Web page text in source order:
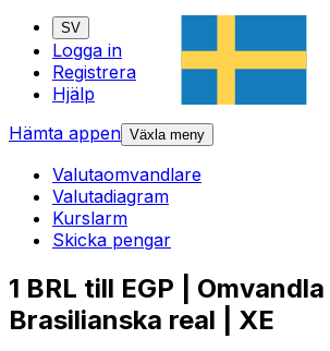
SV
Logga in
Registrera
Hjälp
Hämta appen Växla meny
Valutaomvandlare
Valutadiagram
Kurslarm
Skicka pengar
1 BRL till EGP |
Brasilianska real | XE